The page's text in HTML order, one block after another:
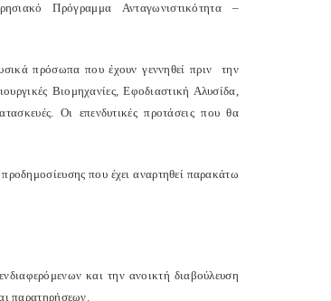
Πρόγραμμα Ανταγωνιστικότητα –
πρόσωπα που έχουν γεννηθεί πριν την
Βιομηχανίες, Εφοδιαστική Αλυσίδα,
Οι επενδυτικές προτάσεις που θα
προδημοσίευσης που έχει αναρτηθεί παρακάτω
και την ανοικτή διαβούλευση
παρατηρήσεων.